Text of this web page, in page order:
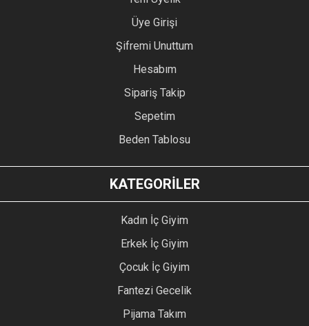
Üye Girişi
Şifremi Unuttum
Hesabım
Sipariş Takip
Sepetim
Beden Tablosu
KATEGORİLER
Kadın İç Giyim
Erkek İç Giyim
Çocuk İç Giyim
Fantezi Gecelik
Pijama Takım